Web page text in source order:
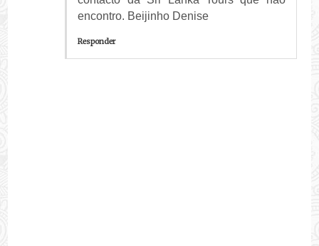
encontro. Beijinho Denise
Responder